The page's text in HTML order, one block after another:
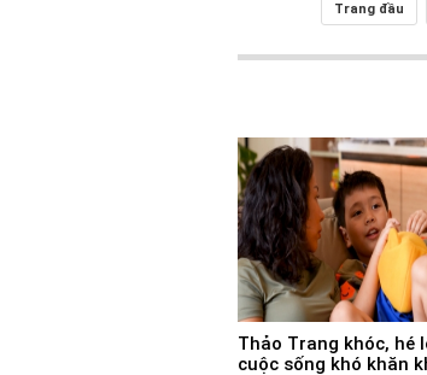
Trang đầu
Thảo Trang khóc, hé
cuộc sống khó khăn